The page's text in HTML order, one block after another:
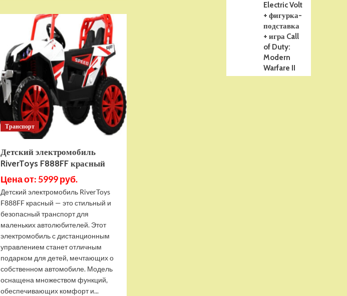
Брелок-
игрушка
POP
IT
Квадрат
антистресс
(тактильная,
сенсорная)
Транспорт
Детский электромобиль
RiverToys F888FF красный
Цена от: 5999 руб.
Детский электромобиль RiverToys
F888FF красный — это стильный и
безопасный транспорт для
маленьких автолюбителей. Этот
электромобиль с дистанционным
управлением станет отличным
подарком для детей, мечтающих о
собственном автомобиле. Модель
оснащена множеством функций,
обеспечивающих комфорт и...
Electric Volt
+ фигурка-
подставка
+ игра Call
of Duty:
Modern
Warfare II